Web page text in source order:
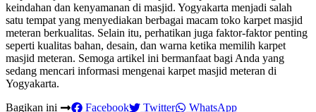
keindahan dan kenyamanan di masjid. Yogyakarta menjadi salah
satu tempat yang menyediakan berbagai macam toko karpet masjid
meteran berkualitas. Selain itu, perhatikan juga faktor-faktor penting
seperti kualitas bahan, desain, dan warna ketika memilih karpet
masjid meteran. Semoga artikel ini bermanfaat bagi Anda yang
sedang mencari informasi mengenai karpet masjid meteran di
Yogyakarta.
Bagikan ini
Facebook Twitter
WhatsApp